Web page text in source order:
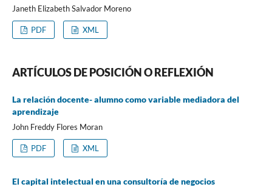
Janeth Elizabeth Salvador Moreno
PDF XML
ARTÍCULOS DE POSICIÓN O REFLEXIÓN
La relación docente- alumno como variable mediadora del
aprendizaje
John Freddy Flores Moran
PDF XML
El capital intelectual en una consultoría de negocios